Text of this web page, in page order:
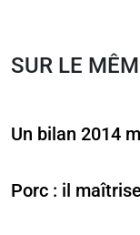
SUR LE
Un bilan 2014
Porc : il